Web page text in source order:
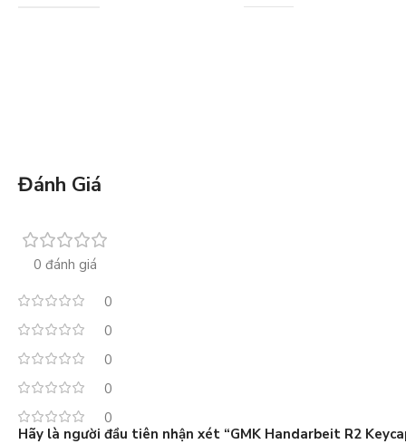
Đánh Giá
0 đánh giá
0
0
0
0
0
Hãy là người đầu tiên nhận xét “GMK Handarbeit R2